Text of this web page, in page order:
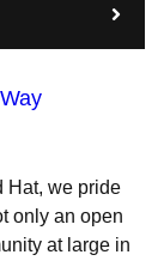
Hat, we pride
only an open
at large in